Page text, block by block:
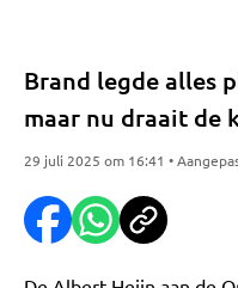
Brand legde alles
maar nu draait de
29 juli 2025 om 16:41 •